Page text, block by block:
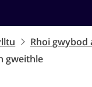
Rhoi
gweithle